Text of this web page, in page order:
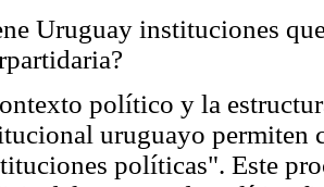
Uruguay instituciones
político y la
uruguayo permiten
políticas". Este